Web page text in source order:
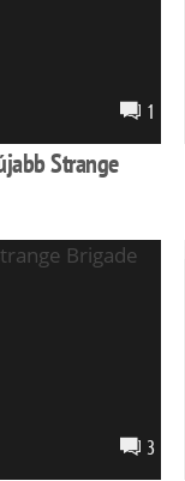
1
Strange
3